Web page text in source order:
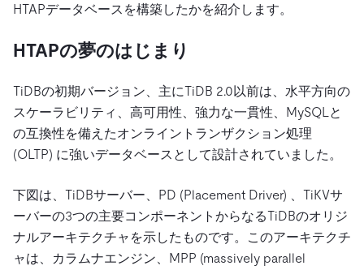
HTAPデータベースを構築したかを紹介します。
HTAPの夢のはじまり
TiDBの初期バージョン、主にTiDB 2.0以前は、水平方向の
スケーラビリティ、高可用性、強力な一貫性、MySQLと
の互換性を備えたオンライントランザクション処理
(OLTP) に強いデータベースとして設計されていました。
下図は、TiDBサーバー、PD (Placement Driver) 、TiKVサ
ーバーの3つの主要コンポーネントからなるTiDBのオリジ
ナルアーキテクチャを示したものです。このアーキテクチ
ャは、カラムナエンジン、MPP (massively parallel